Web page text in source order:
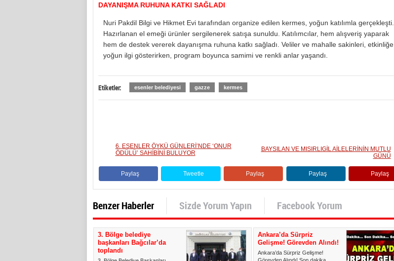
DAYANIŞMA RUHUNA KATKI SAĞLADI
Nuri Pakdil Bilgi ve Hikmet Evi tarafından organize edilen kermes, yoğun katılımla gerçekleşti.
Hazırlanan el emeği ürünler sergilenerek satışa sunuldu. Katılımcılar, hem alışveriş yaparak
hem de destek vererek dayanışma ruhuna katkı sağladı. Veliler ve mahalle sakinleri, etkinliğe
yoğun ilgi gösterirken, program boyunca samimi ve renkli anlar yaşandı.
Etiketler: esenler belediyesi gazze kermes
6. ESENLER ÖYKÜ GÜNLERİ’NDE ‘ONUR
ÖDÜLÜ’ SAHİBİNİ BULUYOR
BAYSILAN VE MISIRLIGİL AİLELERİNİN MUTLU
GÜNÜ
Paylaş Tweetle Paylaş Paylaş Paylaş
Benzer Haberler Sizde Yorum Yapın Facebook Yorum
3. Bölge belediye
başkanları Bağcılar’da
toplandı
Ankara’da Sürpriz
Gelişme! Görevden Alındı!
Ankara’da Sürpriz Gelişme!